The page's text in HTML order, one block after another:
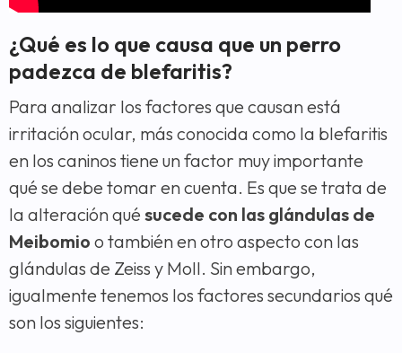
¿Qué es lo que causa que un perro
padezca de blefaritis?
Para analizar los factores que causan está
irritación ocular, más conocida como la blefaritis
en los caninos tiene un factor muy importante
qué se debe tomar en cuenta. Es que se trata de
la alteración qué sucede con las glándulas de
Meibomio o también en otro aspecto con las
glándulas de Zeiss y Moll. Sin embargo,
igualmente tenemos los factores secundarios qué
son los siguientes: